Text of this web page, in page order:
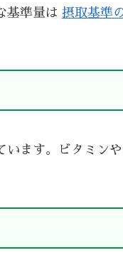
基準量は 摂取基準
ます。ビタミン